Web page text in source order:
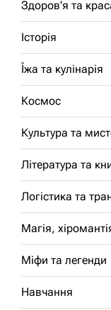
Здоров'я та
Історія
Їжа та кулінарія
Космос
Культура та
Література та
Логістика та
Магія,
Міфи та легенди
Навчання